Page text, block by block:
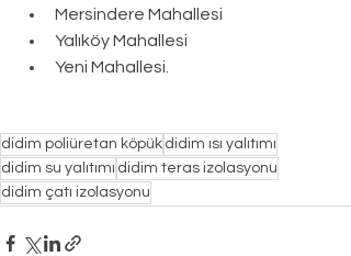
Mersindere Mahallesi
Yalıköy Mahallesi
Yeni Mahallesi.
didim poliüretan köpük didim ısı yalıtımı
didim su yalıtımı didim teras izolasyonu
didim çatı izolasyonu